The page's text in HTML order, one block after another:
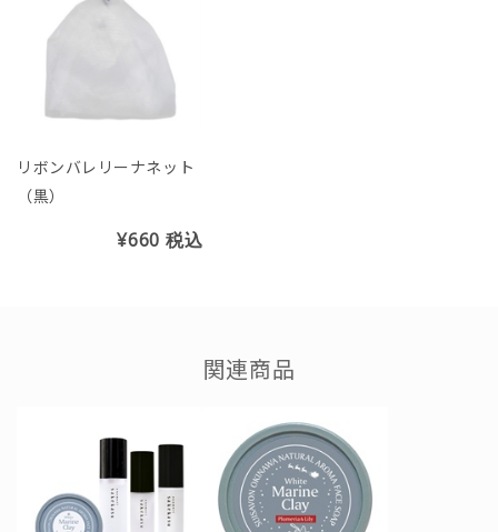
リボンバレリーナネット
（黒）
¥660税込
関連商品